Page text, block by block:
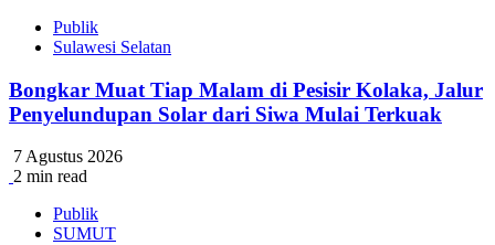
Publik
Sulawesi Selatan
Bongkar Muat Tiap Malam di Pesisir Kolaka, Jalur
Penyelundupan Solar dari Siwa Mulai Terkuak
7 Agustus 2026
2 min read
Publik
SUMUT